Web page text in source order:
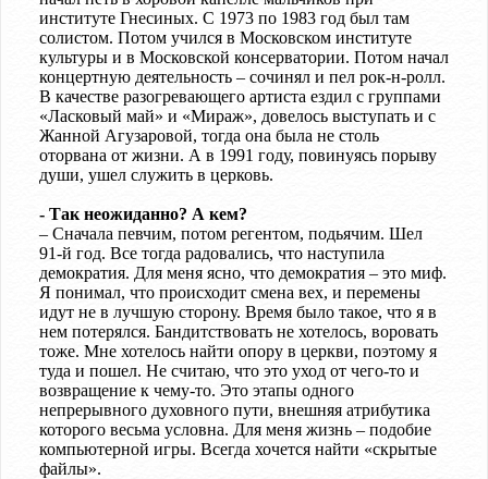
институте Гнесиных. С 1973 по 1983 год был там
солистом. Потом учился в Московском институте
культуры и в Московской консерватории. Потом начал
концертную деятельность – сочинял и пел рок-н-ролл.
В качестве разогревающего артиста ездил с группами
«Ласковый май» и «Мираж», довелось выступать и с
Жанной Агузаровой, тогда она была не столь
оторвана от жизни. А в 1991 году, повинуясь порыву
души, ушел служить в церковь.
- Так неожиданно? А кем?
– Сначала певчим, потом регентом, подьячим. Шел
91-й год. Все тогда радовались, что наступила
демократия. Для меня ясно, что демократия – это миф.
Я понимал, что происходит смена вех, и перемены
идут не в лучшую сторону. Время было такое, что я в
нем потерялся. Бандитствовать не хотелось, воровать
тоже. Мне хотелось найти опору в церкви, поэтому я
туда и пошел. Не считаю, что это уход от чего-то и
возвращение к чему-то. Это этапы одного
непрерывного духовного пути, внешняя атрибутика
которого весьма условна. Для меня жизнь – подобие
компьютерной игры. Всегда хочется найти «скрытые
файлы».